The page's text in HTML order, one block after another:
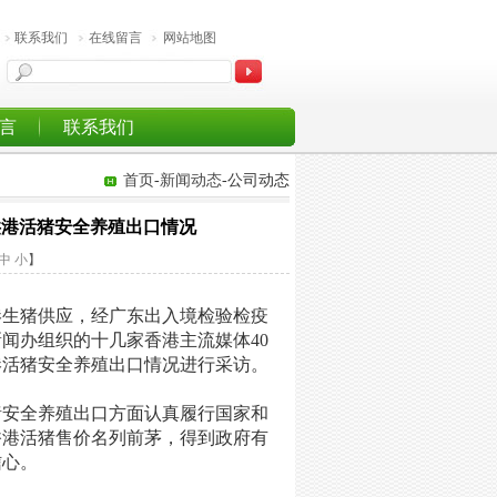
联系我们 在线留言 网站地图
联系我们
首页-新闻动态-公司动态
活猪安全养殖出口情况
小】
猪供应，经广东出入境检验检疫
办组织的十几家香港主流媒体40
猪安全养殖出口情况进行采访。
全养殖出口方面认真履行国家和
活猪售价名列前茅，得到政府有
。